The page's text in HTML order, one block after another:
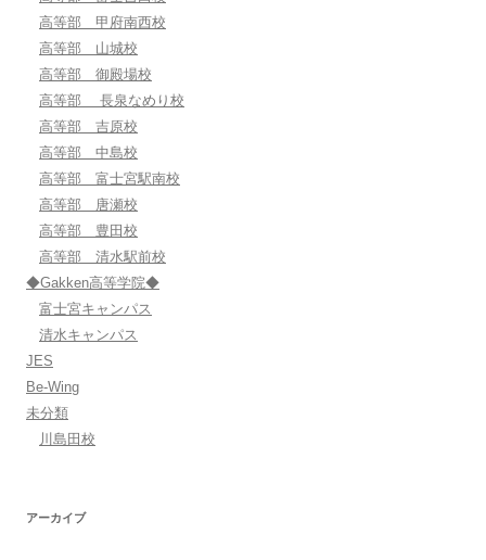
高等部 甲府南西校
高等部 山城校
高等部 御殿場校
高等部 長泉なめり校
高等部 吉原校
高等部 中島校
高等部 富士宮駅南校
高等部 唐瀬校
高等部 豊田校
高等部 清水駅前校
◆Gakken高等学院◆
富士宮キャンパス
清水キャンパス
JES
Be-Wing
未分類
川島田校
アーカイブ